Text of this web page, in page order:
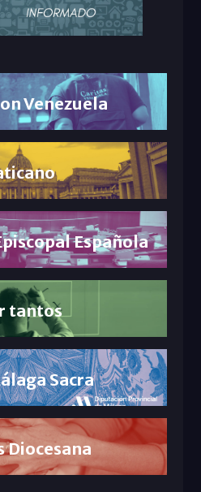
Venezuela
Española
tantos
Sacra
Diocesana